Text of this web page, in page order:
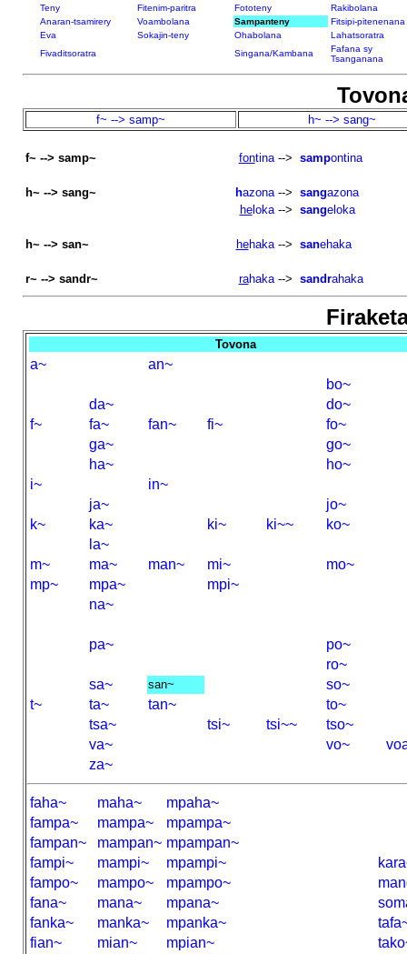
Teny Fitenim-paritra Fototeny
Rakibolana
Anaran-tsamirery
Voambolana Sampanteny
Fitsipi-pitenenana
Eva
Sokajin-teny Ohabolana
Lahatsoratra
Fivaditsoratra
Singana/Kambana
Fafana sy
Tsanganana
f~ --> samp~ h~ --> sang~
f~ --> samp~ fontina--> sampontina
h~ --> sang~ hazona--> sangazona
heloka--> sangeloka
h~ --> san~ hehaka--> sanehaka
r~ --> sandr~ rahaka--> sandrahaka
Tovona
a~
an~
bo~
da~
do~
f~
fa~ fan~ fi~
fo~
ga~
go~
ha~
ho~
i~
in~
ja~
jo~
k~
ka~ ki~ ki~~
ko~
la~
m~
ma~ man~ mi~
mo~
mp~
mpa~
mpi~
na~
pa~
po~
ro~
sa~
san~
so~
t~
ta~ tan~
to~
tsa~
tsi~ tsi~~
tso~
va~
vo~
za~
faha~ maha~
mpaha~
fampa~
mampa~
mpampa~
fampan~
mampan~ mpampan~
fampi~
mampi~ mpampi~
fampo~
mampo~ mpampo~
fana~
mana~ mpana~
fanka~
manka~ mpanka~
fian~
mian~ mpian~